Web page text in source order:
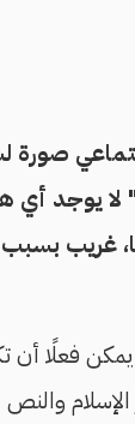
لا يوجد أي
غريب
فعلًا
والنص